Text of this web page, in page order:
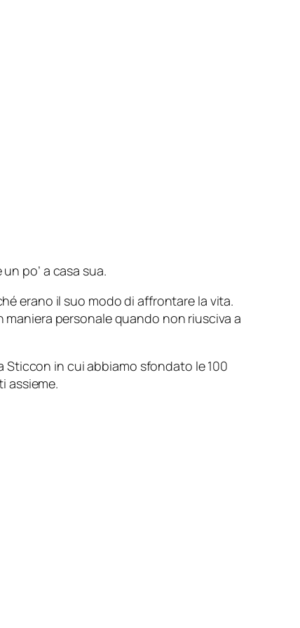
po’ a casa sua.
erano il suo modo di affrontare la vita.
personale quando non riusciva a
Sticcon in cui abbiamo sfondato le 100
assieme.